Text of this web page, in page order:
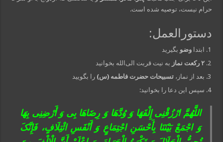
حرام نیست، توصیه شده است.
دستورالعمل:
ابتداوضو بگیرید
۲ رکعت نماز
به نیت قربت الی‌الله بخوانید
بعد از نماز،تسبیحات حضرت فاطمه (س) را بگویید
سپس این دعا را بخوانید:
اللَّهُمَّ ارْزُقْنِی إِلْفَهَا وَ وُدَّهَا وَ رِضَاهَا بِی وَ أَرْضِنِی بِهَا
وَ اجْمَعْ بَیْنَنَا بِأَحْسَنِ اجْتِمَاعٍ وَ أَنْفَسِ ائْتِلَافٍ، فَإِنَّکَ